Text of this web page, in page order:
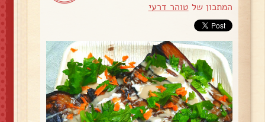
המתכון של טוהר דרעי